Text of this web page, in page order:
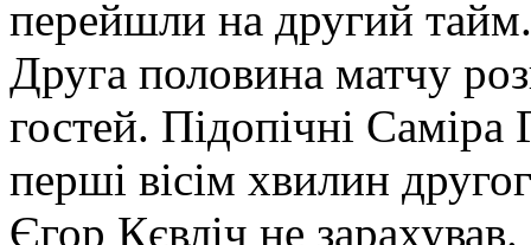
перейшли на другий тайм.
Друга половина матчу
гостей. Підопічні Саміра
перші вісім хвилин
Єгор Кєвліч не